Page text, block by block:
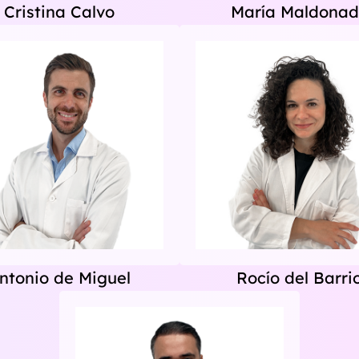
Cristina Calvo María
de Miguel Rocío del